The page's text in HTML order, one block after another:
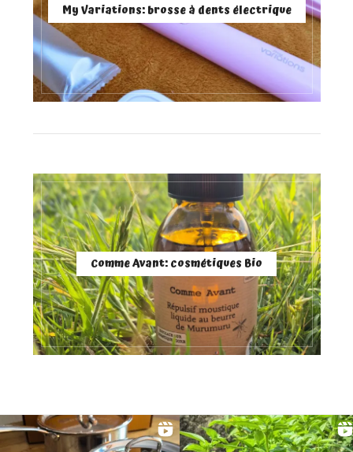
My Variations: brosse à dents électrique
Comme Avant: cosmétiques Bio